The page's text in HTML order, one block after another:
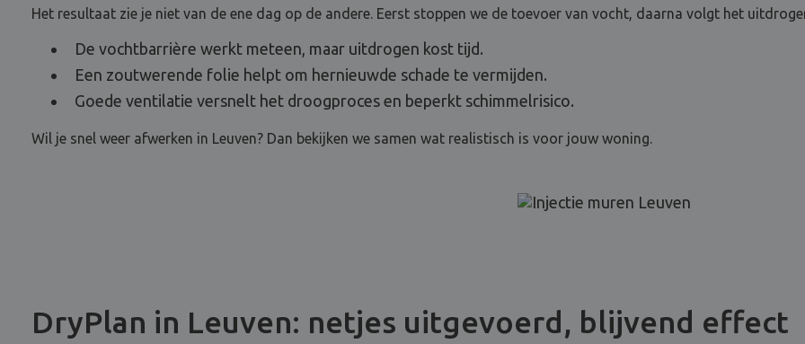
Het resultaat zie je niet van de ene dag op de andere. Eerst stoppen we de toevoer van vocht, daarna volgt het
De vochtbarrière werkt meteen, maar uitdrogen kost tijd.
Een zoutwerende folie helpt om hernieuwde schade te vermijden.
Goede ventilatie versnelt het droogproces en beperkt schimmelrisico.
Wil je snel weer afwerken in Leuven? Dan bekijken we samen wat realistisch is voor jouw woning.
DryPlan in Leuven: netjes uitgevoerd, blijvend effect